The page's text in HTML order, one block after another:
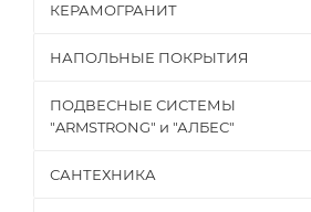
КЕРАМОГРАНИТ
НАПОЛЬНЫЕ ПОКРЫТИЯ
ПОДВЕСНЫЕ СИСТЕМЫ
"ARMSTRONG" и "АЛБЕС"
САНТЕХНИКА